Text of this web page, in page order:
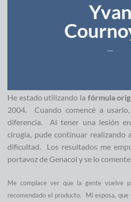
Yvan
He estado utilizando la fórmula
2004.
Cuando comencé a
diferencia.
Al tener una lesión
cirugía, pude continuar realizando
dificultad.
Los resultados me
portavoz de Genacol y se lo
Me complace ver que la gente vuelve
recomendado el producto.
Mi esposa,